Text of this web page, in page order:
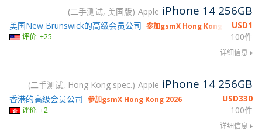
二手测试, 美国版 Apple iPhone 14 256GB
USD1
100件
美国New Brunswick的高级会员公司 参加gsmX Hong Kong 2026
评价: +25
详细信息
二手测试, Hong Kong spec. Apple iPhone 14 256GB
USD330
100件
香港的高级会员公司 参加gsmX Hong Kong 2026
评价: +2
详细信息